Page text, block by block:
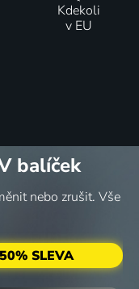
Kdekoli
v EU
balíček
nebo zrušit. Vše
SLEVA